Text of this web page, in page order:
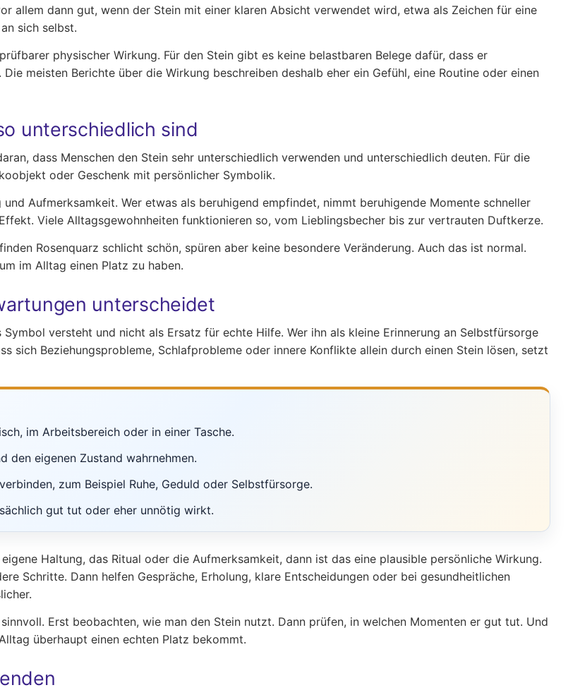
allem dann gut, wenn der Stein mit einer klaren Absicht verwendet wird, etwa als Zeichen für eine
sich selbst.
physischer Wirkung. Für den Stein gibt es keine belastbaren Belege dafür, dass er
meisten Berichte über die Wirkung beschreiben deshalb eher ein Gefühl, eine Routine oder einen
unterschiedlich sind
dass Menschen den Stein sehr unterschiedlich verwenden und unterschiedlich deuten. Für die
oder Geschenk mit persönlicher Symbolik.
Aufmerksamkeit. Wer etwas als beruhigend empfindet, nimmt beruhigende Momente schneller
Viele Alltagsgewohnheiten funktionieren so, vom Lieblingsbecher bis zur vertrauten Duftkerze.
Rosenquarz schlicht schön, spüren aber keine besondere Veränderung. Auch das ist normal.
im Alltag einen Platz zu haben.
unterscheidet
versteht und nicht als Ersatz für echte Hilfe. Wer ihn als kleine Erinnerung an Selbstfürsorge
sich Beziehungsprobleme, Schlafprobleme oder innere Konflikte allein durch einen Stein lösen, setzt
im Arbeitsbereich oder in einer Tasche.
den eigenen Zustand wahrnehmen.
zum Beispiel Ruhe, Geduld oder Selbstfürsorge.
gut tut oder eher unnötig wirkt.
Haltung, das Ritual oder die Aufmerksamkeit, dann ist das eine plausible persönliche Wirkung.
Schritte. Dann helfen Gespräche, Erholung, klare Entscheidungen oder bei gesundheitlichen
Erst beobachten, wie man den Stein nutzt. Dann prüfen, in welchen Momenten er gut tut. Und
überhaupt einen echten Platz bekommt.